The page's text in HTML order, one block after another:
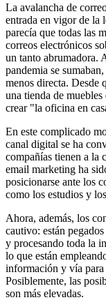
La avalancha de
entrada en vigor de la
parecía que todas las
correos electrónicos
un tanto abrumadora.
pandemia se
menos directa. Desde
una tienda de
crear "la oficina en
En este complicado
canal digital se ha
compañías tienen a la
email marketing ha
posicionarse ante los
como los estudios y
Ahora, además, los
cautivo: están
y procesando toda la
lo que están
información y vía para
Posiblemente, las
son más elevadas.